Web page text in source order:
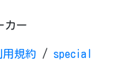
カー
用規約 / special